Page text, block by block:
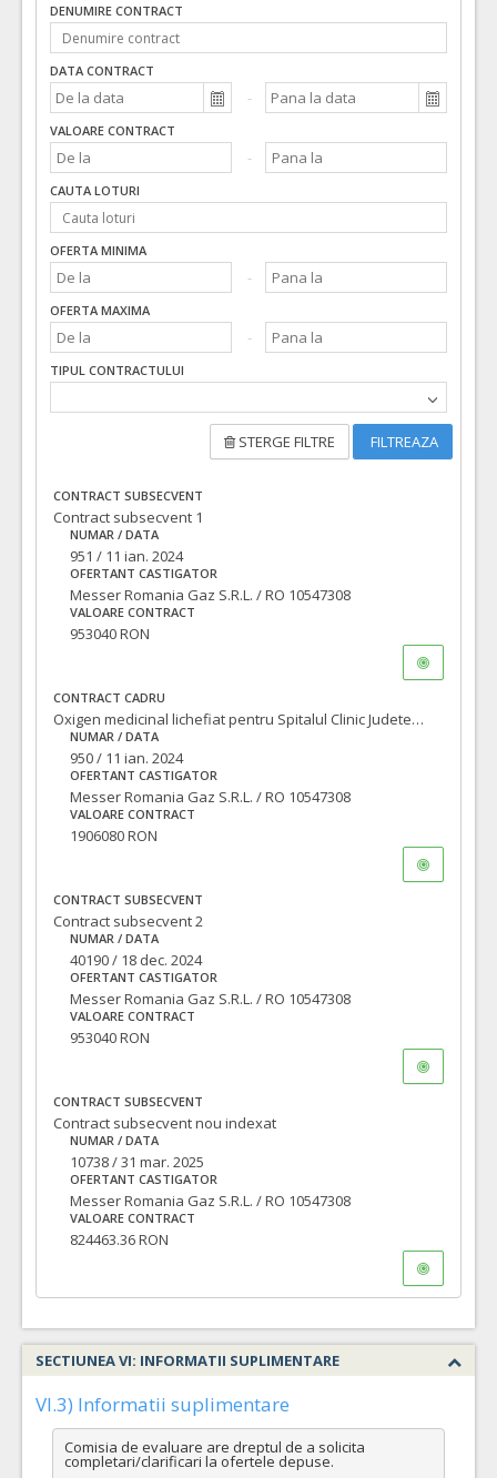
DENUMIRE CONTRACT
DATA CONTRACT
VALOARE CONTRACT
CAUTA LOTURI
OFERTA MINIMA
OFERTA MAXIMA
TIPUL CONTRACTULUI
STERGE FILTRE FILTREAZA
CONTRACT SUBSECVENT
Contract subsecvent 1
NUMAR / DATA
951 / 11 ian. 2024
OFERTANT CASTIGATOR
Messer Romania Gaz S.R.L. / RO 10547308
VALOARE CONTRACT
953040 RON
CONTRACT CADRU
Oxigen medicinal lichefiat pentru Spitalul Clinic Judetean de Urgenta Bihor- acord cadru pentru 24 luni- acord cadru
NUMAR / DATA
950 / 11 ian. 2024
OFERTANT CASTIGATOR
Messer Romania Gaz S.R.L. / RO 10547308
VALOARE CONTRACT
1906080 RON
CONTRACT SUBSECVENT
Contract subsecvent 2
NUMAR / DATA
40190 / 18 dec. 2024
OFERTANT CASTIGATOR
Messer Romania Gaz S.R.L. / RO 10547308
VALOARE CONTRACT
953040 RON
CONTRACT SUBSECVENT
Contract subsecvent nou indexat
NUMAR / DATA
10738 / 31 mar. 2025
OFERTANT CASTIGATOR
Messer Romania Gaz S.R.L. / RO 10547308
VALOARE CONTRACT
824463.36 RON
SECTIUNEA VI: INFORMATII SUPLIMENTARE
VI.3) Informatii suplimentare
Comisia de evaluare are dreptul de a solicita
completari/clarificari la ofertele depuse.